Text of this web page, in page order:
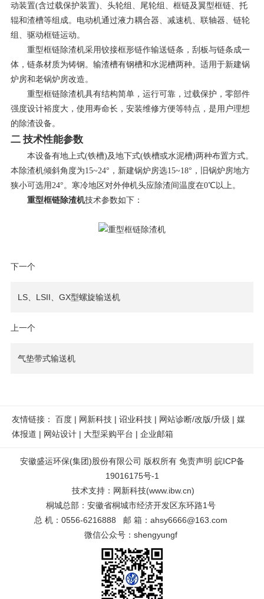
动装置(含过载保护装置)、头轮组、尾轮组、框链及翼型框链、托
辊和渣槽等组成。电动机通过液力耦合器、减速机、联轴器、链轮
组、驱动框链运动。
重型框链除渣机采用铰接框形链作输送链条，刮板与链条成一
体，链条材质为铸钢。输渣槽有钢槽和水泥槽两种。适用于新建锅
炉房和老锅炉房改造。
重型框链除渣机具有结构简单，运行可靠，过载保护，零部件
强度设计裕度大，使用寿命长，安装维修方便等特点，是用户理想
的除渣设备。
二 技术性能参数
本设备有地上式(铁槽)及地下式(铁槽或水泥槽)两种布置方式。
本除渣机倾斜角度为15~24°，新建锅炉房选15~18°，旧锅炉房地方
狭小可选用24°。寒冷地区对外伸机头应除渣间温度在0℃以上。
重型框链除渣机技术参数如下：
下一个
LS、LSII、GX型螺旋输送机
上一个
气垫带式输送机
友情链接： 百度 | 网新科技 | 诏业科技 | 网站诊断/改版/升级 | 媒
体报道 | 网站设计 | 大型采购平台 | 企业邮箱
安徽盛运环保(集团)股份有限公司 版权所有 免责声明 皖ICP备
19016175号-1
技术支持 ： 网新科技(www.ibw.cn)
桐城总部：安徽省桐城市经济开发区东环路1号
总 机：0556-6216888 邮 箱：ahsy6666@163.com
微信公众号：shengyungf